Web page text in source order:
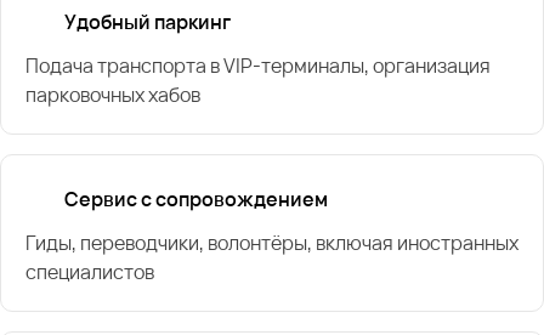
Удобный паркинг
Подача транспорта в VIP-терминалы, организация
парковочных хабов
Сервис с сопровождением
Гиды, переводчики, волонтёры, включая иностранных
специалистов